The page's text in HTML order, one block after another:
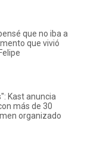
que no iba a
que vivió
Kast anuncia
más de 30
organizado